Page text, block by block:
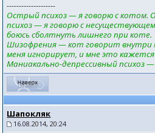
--------------------
Острый психоз — я говорю с
психоз — я говорю с
боюсь сболтнуть лишнего при коте.
Шизофрения — кот говорит внутри
меня игнорирует, и мне это
Маниакально-депрессивный психоз
Шапокляк
16.08.2014, 20:24